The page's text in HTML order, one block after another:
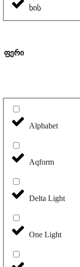
ხის
ფერი
Alphabet
Aqform
Delta Light
One Light